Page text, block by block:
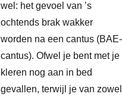
wel: het gevoel van ’s
ochtends brak wakker
worden na een cantus (BAE-
cantus). Ofwel je bent met je
kleren nog aan in bed
gevallen, terwijl je van zowel